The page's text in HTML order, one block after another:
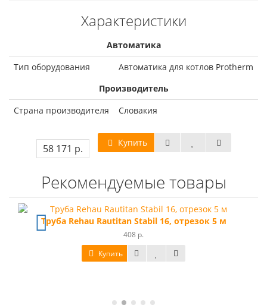
Характеристики
Автоматика
Тип оборудования
Автоматика для котлов Protherm
Производитель
Страна производителя
Словакия
58 171 р. Купить
Рекомендуемые товары
Труба Rehau Rautitan Stabil 16, отрезок 5 м
408 р.
Купить